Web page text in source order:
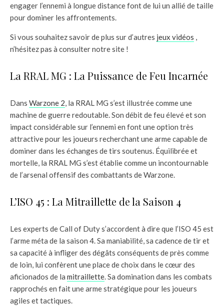
engager l’ennemi à longue distance font de lui un allié de taille
pour dominer les affrontements.
Si vous souhaitez savoir de plus sur d’autres jeux vidéos ,
n’hésitez pas à consulter notre site !
La RRAL MG : La Puissance de Feu Incarnée
Dans Warzone 2, la RRAL MG s’est illustrée comme une
machine de guerre redoutable. Son débit de feu élevé et son
impact considérable sur l’ennemi en font une option très
attractive pour les joueurs recherchant une arme capable de
dominer dans les échanges de tirs soutenus. Équilibrée et
mortelle, la RRAL MG s’est établie comme un incontournable
de l’arsenal offensif des combattants de Warzone.
L’ISO 45 : La Mitraillette de la Saison 4
Les experts de Call of Duty s’accordent à dire que l’ISO 45 est
l’arme méta de la saison 4. Sa maniabilité, sa cadence de tir et
sa capacité à infliger des dégâts conséquents de près comme
de loin, lui confèrent une place de choix dans le cœur des
aficionados de la mitraillette. Sa domination dans les combats
rapprochés en fait une arme stratégique pour les joueurs
agiles et tactiques.